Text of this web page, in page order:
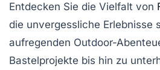
Entdecken Sie die Vielfalt von
die unvergessliche Erlebnisse
aufregenden Outdoor-
Bastelprojekte bis hin zu